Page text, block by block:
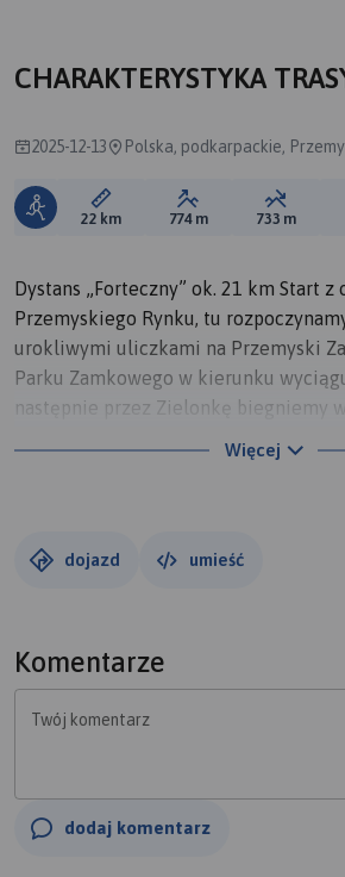
CHARAKTERYSTYKA
2025-12-13 Polska, podkarpackie,
Długość trasy:
22 km Suma przewyższeń:
774 m Suma
733 m
Dystans „Forteczny” ok. 21 km Start z
Przemyskiego Rynku, tu
urokliwymi uliczkami na Przemyski
Parku Zamkowego w kierunku
następnie przez Zielonkę biegniemy
który jest półmetkiem naszego
zbiegamy do dolnej stacji wyciągu
Więcej
dojazd umieść
Komentarze
Twój komentarz
dodaj komentarz